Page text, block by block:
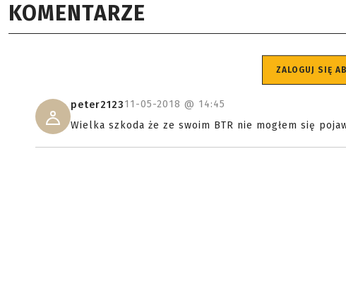
KOMENTARZE
ZALOGUJ SIĘ
peter212311-05-2018 @ 14:45
Wielka szkoda że ze swoim BTR nie mogłem się